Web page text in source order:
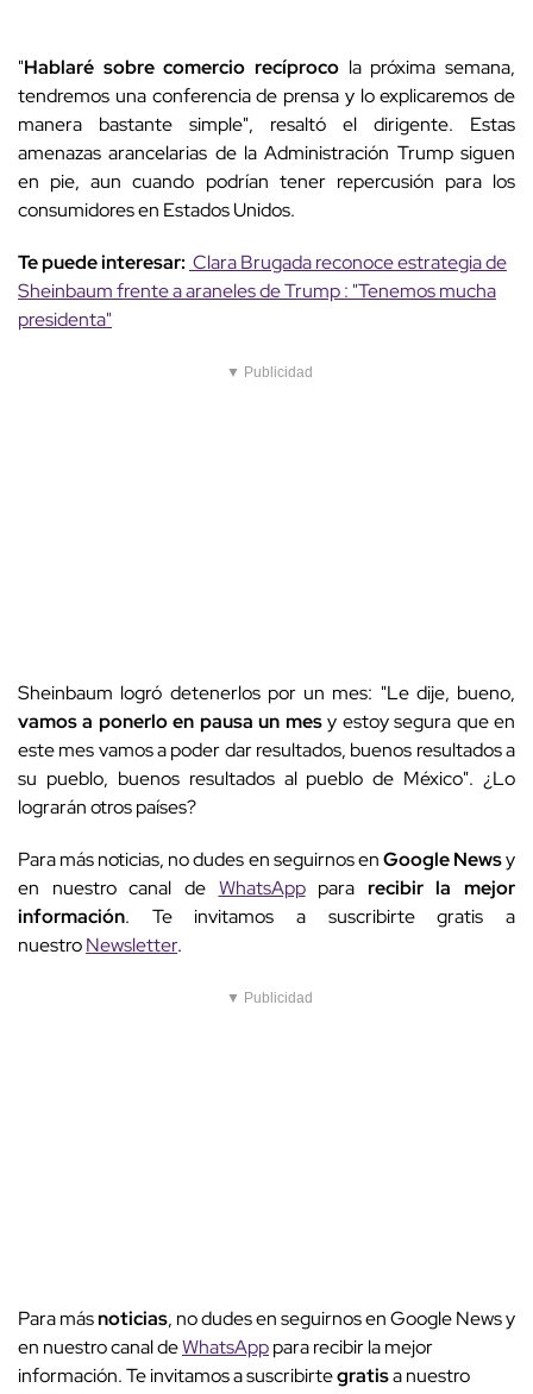
"Hablaré sobre comercio recíproco la próxima semana,
tendremos una conferencia de prensa y lo explicaremos de
manera bastante simple", resaltó el dirigente. Estas
amenazas arancelarias de la Administración Trump siguen
en pie, aun cuando podrían tener repercusión para los
consumidores en Estados Unidos.
Te puede interesar: Clara Brugada reconoce estrategia de
Sheinbaum frente a araneles de Trump : "Tenemos mucha
presidenta"
▼ Publicidad
Sheinbaum logró detenerlos por un mes: "Le dije, bueno,
vamos a ponerlo en pausa un mesy estoy segura que en
este mes vamos a poder dar resultados, buenos resultados a
su pueblo, buenos resultados al pueblo de México". ¿Lo
lograrán otros países?
Para más noticias, no dudes en seguirnos enGoogle Newsy
en nuestro canal de WhatsApppara recibir la mejor
información. Te invitamos a suscribirte gratis a
nuestroNewsletter.
▼ Publicidad
Para másnoticias, no dudes en seguirnos en Google News y
en nuestro canal deWhatsApppara recibir la mejor
información. Te invitamos a suscribirtegratisa nuestro